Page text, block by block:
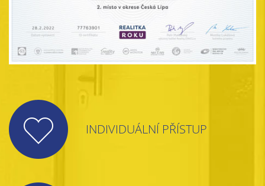
INDIVIDUÁLNÍ PŘÍSTUP